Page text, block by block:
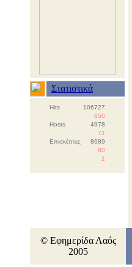
Στατιστικά
Hits
106727
650
Hosts
4978
71
Επισκέπτες
8689
80
1
© Εφημερίδα Λαός
2005